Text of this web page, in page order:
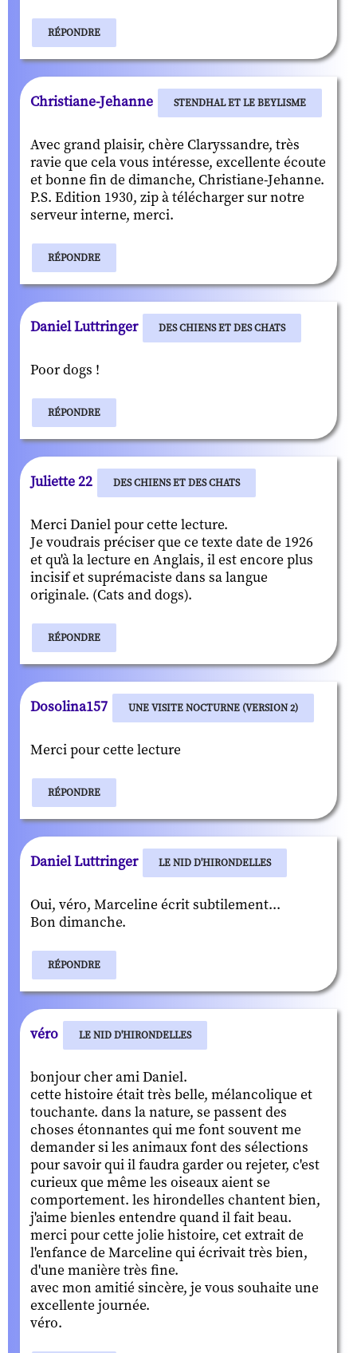
RÉPONDRE
Christiane-Jehanne STENDHAL ET LE BEYLISME
Avec grand plaisir, chère Claryssandre, très
ravie que cela vous intéresse, excellente écoute
et bonne fin de dimanche, Christiane-Jehanne.
P.S. Edition 1930, zip à télécharger sur notre
serveur interne, merci.
RÉPONDRE
Daniel Luttringer DES CHIENS ET DES CHATS
Poor dogs !
RÉPONDRE
Juliette 22 DES CHIENS ET DES CHATS
Merci Daniel pour cette lecture.
Je voudrais préciser que ce texte date de 1926
et qu'à la lecture en Anglais, il est encore plus
incisif et suprémaciste dans sa langue
originale. (Cats and dogs).
RÉPONDRE
Dosolina157 UNE VISITE NOCTURNE (VERSION 2)
Merci pour cette lecture
RÉPONDRE
Daniel Luttringer LE NID D'HIRONDELLES
Oui, véro, Marceline écrit subtilement...
Bon dimanche.
RÉPONDRE
véro LE NID D'HIRONDELLES
bonjour cher ami Daniel.
cette histoire était très belle, mélancolique et
touchante. dans la nature, se passent des
choses étonnantes qui me font souvent me
demander si les animaux font des sélections
pour savoir qui il faudra garder ou rejeter, c'est
curieux que même les oiseaux aient se
comportement. les hirondelles chantent bien,
j'aime bienles entendre quand il fait beau.
merci pour cette jolie histoire, cet extrait de
l'enfance de Marceline qui écrivait très bien,
d'une manière très fine.
avec mon amitié sincère, je vous souhaite une
excellente journée.
véro.